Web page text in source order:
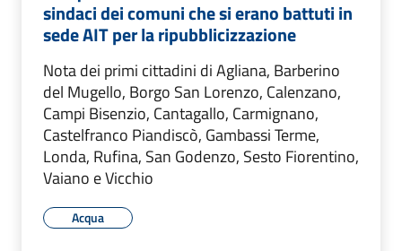
sindaci dei comuni che si erano battuti in
sede AIT per la ripubblicizzazione
Nota dei primi cittadini di Agliana, Barberino
del Mugello, Borgo San Lorenzo, Calenzano,
Campi Bisenzio, Cantagallo, Carmignano,
Castelfranco Piandiscò, Gambassi Terme,
Londa, Rufina, San Godenzo, Sesto Fiorentino,
Vaiano e Vicchio
Acqua